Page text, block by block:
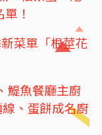
！
菜單「根莖花
鯷魚餐廳主廚
、蛋餅成名廚